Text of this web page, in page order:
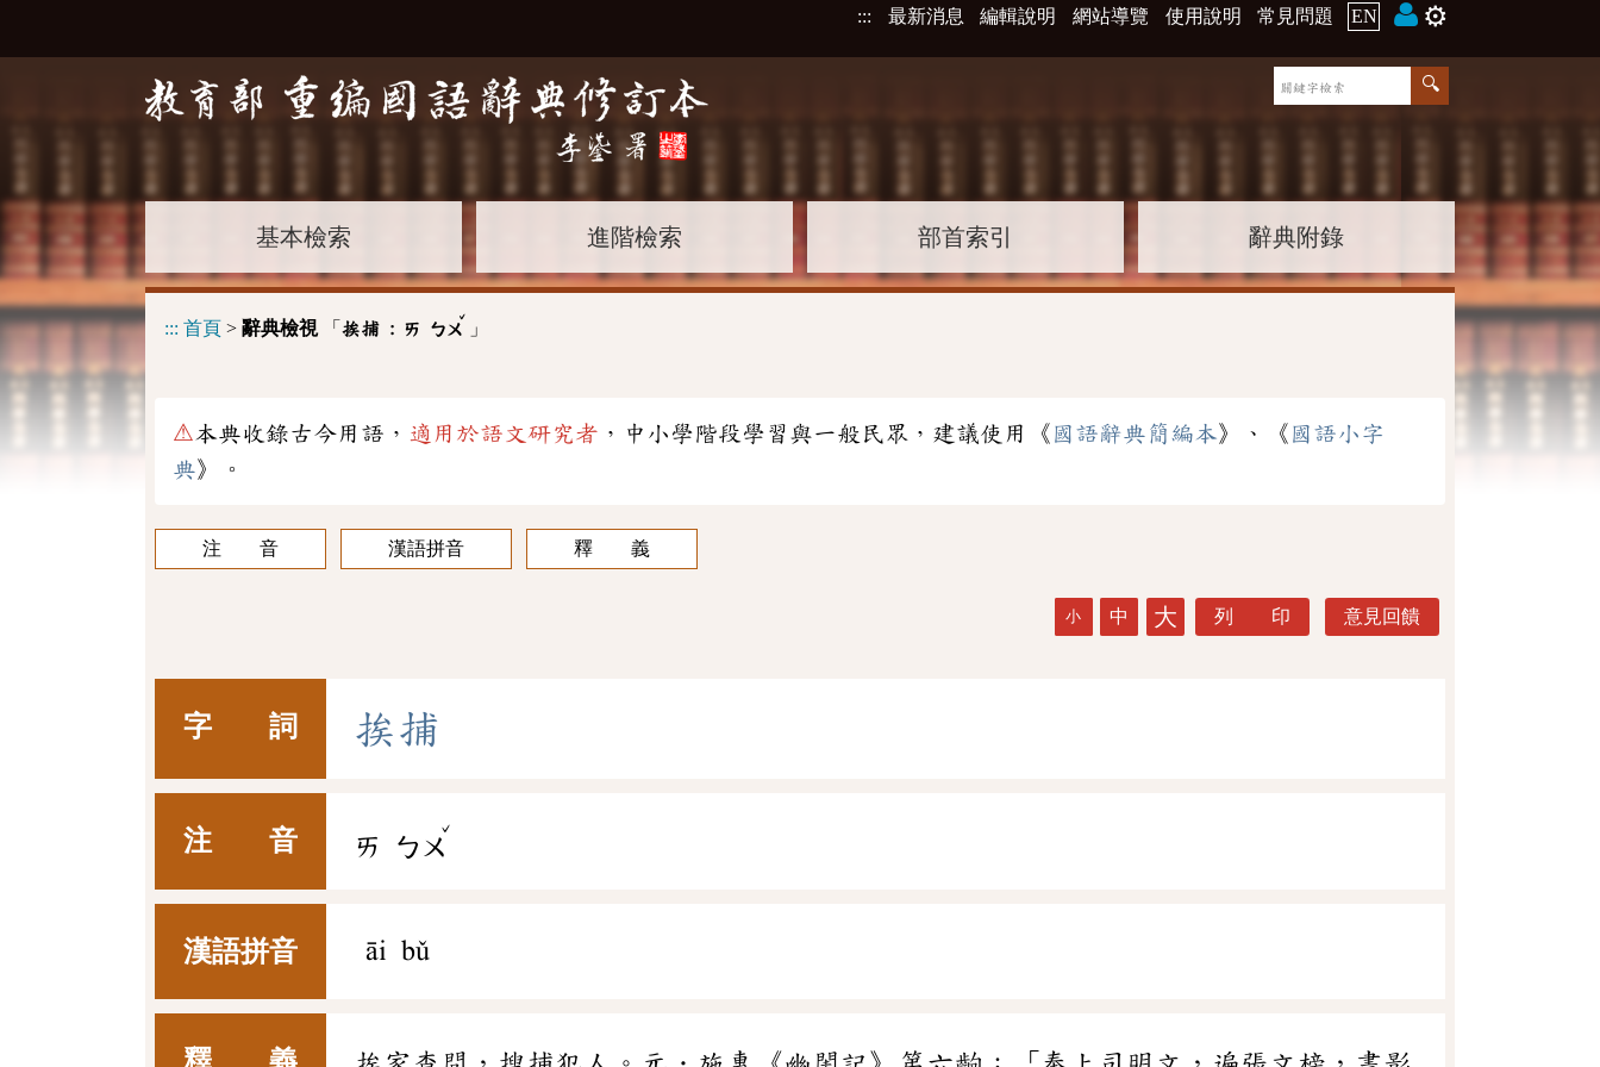
::: 最新消息 編輯說明 網站導覽 使用說明 常見問題 EN ⚙️
基本檢索 進階檢索 部首索引 辭典附錄
::: 首頁 > 辭典檢視「 挨捕 : ㄞ ㄅㄨ
ˇ
」
⚠本典收錄古今用語， 適用於語文研究者 ，中小學階段學習與一般民眾，建議使用《 國語辭典簡編本》、《 國語小字
典》。
注 音 漢語拼音 釋 義
小 中 大 列 印 意見回饋
字 詞 挨捕
注 音 ㄞ ㄅㄨ
ˇ
漢語拼音 āi bǔ